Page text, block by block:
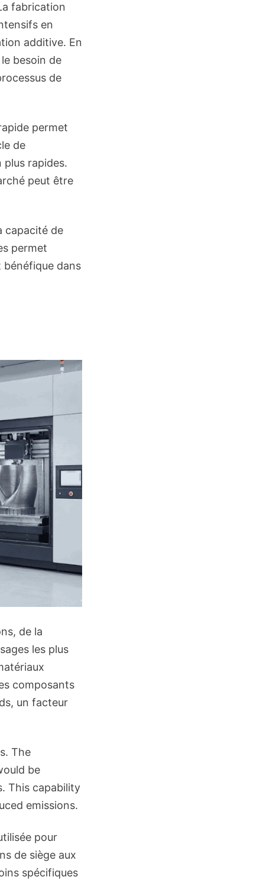
fabrication
en
additive. En
besoin de
de
permet
de
rapides.
peut être
capacité de
permet
dans
de la
les plus
composants
un facteur
The
be
This capability
emissions.
pour
de siège aux
spécifiques